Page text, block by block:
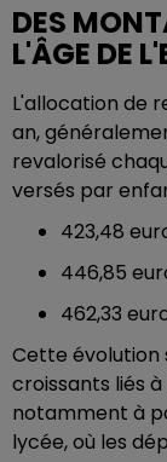
DES
L'ÂGE DE
L'allocation de
an,
revalorisé
versés par
423,48
446,85
462,33
Cette évolution
croissants liés
notamment à
lycée, où les